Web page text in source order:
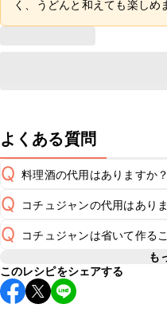
く、うどんと和えても楽しめ
よくある質問
Q 料理酒の代用はありますか？
A
Q コチュジャンの代用はあり
A
Q コチュジャンは省いて作る
A
使用量が少ない場合は省い
ンの味付けとして使用して
能性があるため、
も
このレシピをシェアする